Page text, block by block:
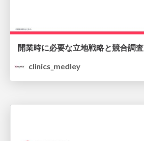
開業時に必要な⽴地戦略と競合調査
clinics_medley